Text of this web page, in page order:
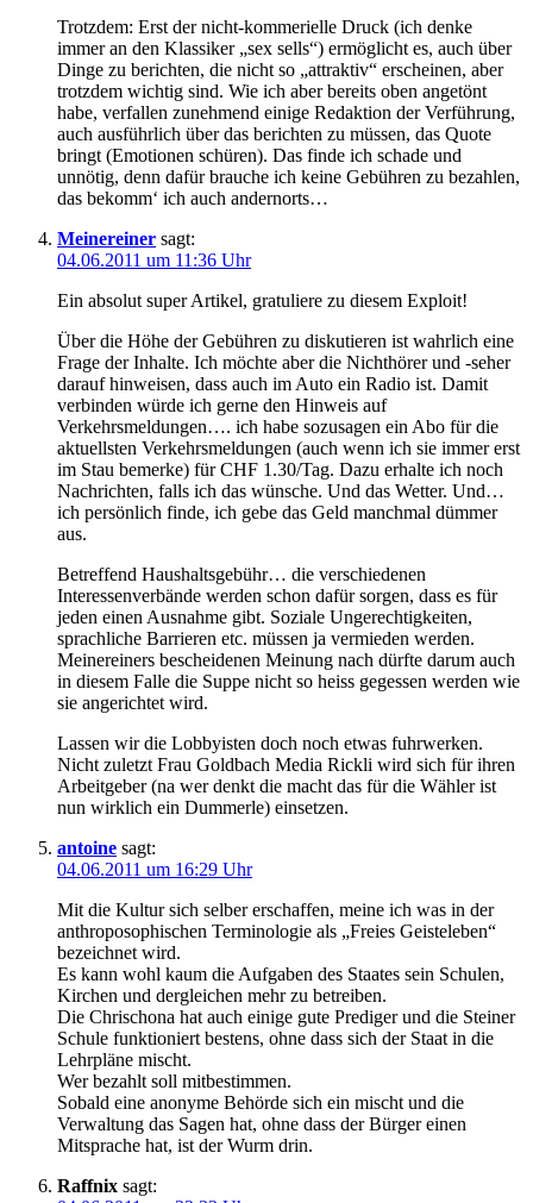
Trotzdem: Erst der nicht-kommerielle Druck (ich denke
immer an den Klassiker „sex sells“) ermöglicht es, auch über
Dinge zu berichten, die nicht so „attraktiv“ erscheinen, aber
trotzdem wichtig sind. Wie ich aber bereits oben angetönt
habe, verfallen zunehmend einige Redaktion der Verführung,
auch ausführlich über das berichten zu müssen, das Quote
bringt (Emotionen schüren). Das finde ich schade und
unnötig, denn dafür brauche ich keine Gebühren zu bezahlen,
das bekomm‘ ich auch andernorts…
Meinereiner sagt:
04.06.2011 um 11:36 Uhr
Ein absolut super Artikel, gratuliere zu diesem Exploit!
Über die Höhe der Gebühren zu diskutieren ist wahrlich eine
Frage der Inhalte. Ich möchte aber die Nichthörer und -seher
darauf hinweisen, dass auch im Auto ein Radio ist. Damit
verbinden würde ich gerne den Hinweis auf
Verkehrsmeldungen…. ich habe sozusagen ein Abo für die
aktuellsten Verkehrsmeldungen (auch wenn ich sie immer erst
im Stau bemerke) für CHF 1.30/Tag. Dazu erhalte ich noch
Nachrichten, falls ich das wünsche. Und das Wetter. Und…
ich persönlich finde, ich gebe das Geld manchmal dümmer
aus.
Betreffend Haushaltsgebühr… die verschiedenen
Interessenverbände werden schon dafür sorgen, dass es für
jeden einen Ausnahme gibt. Soziale Ungerechtigkeiten,
sprachliche Barrieren etc. müssen ja vermieden werden.
Meinereiners bescheidenen Meinung nach dürfte darum auch
in diesem Falle die Suppe nicht so heiss gegessen werden wie
sie angerichtet wird.
Lassen wir die Lobbyisten doch noch etwas fuhrwerken.
Nicht zuletzt Frau Goldbach Media Rickli wird sich für ihren
Arbeitgeber (na wer denkt die macht das für die Wähler ist
nun wirklich ein Dummerle) einsetzen.
antoine sagt:
04.06.2011 um 16:29 Uhr
Mit die Kultur sich selber erschaffen, meine ich was in der
anthroposophischen Terminologie als „Freies Geisteleben“
bezeichnet wird.
Es kann wohl kaum die Aufgaben des Staates sein Schulen,
Kirchen und dergleichen mehr zu betreiben.
Die Chrischona hat auch einige gute Prediger und die Steiner
Schule funktioniert bestens, ohne dass sich der Staat in die
Lehrpläne mischt.
Wer bezahlt soll mitbestimmen.
Sobald eine anonyme Behörde sich ein mischt und die
Verwaltung das Sagen hat, ohne dass der Bürger einen
Mitsprache hat, ist der Wurm drin.
Raffnix sagt: